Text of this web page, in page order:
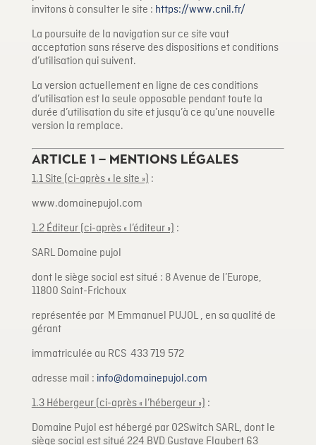
invitons à consulter le site : https://www.cnil.fr/
La poursuite de la navigation sur ce site vaut
acceptation sans réserve des dispositions et conditions
d’utilisation qui suivent.
La version actuellement en ligne de ces conditions
d’utilisation est la seule opposable pendant toute la
durée d’utilisation du site et jusqu’à ce qu’une nouvelle
version la remplace.
Article 1 – Mentions légales
1.1 Site (ci-après « le site ») :
www.domainepujol.com
1.2 Éditeur (ci-après « l’éditeur ») :
SARL Domaine pujol
dont le siège social est situé : 8 Avenue de l’Europe,
11800 Saint-Frichoux
représentée par M Emmanuel PUJOL , en sa qualité de
gérant
immatriculée au RCS 433 719 572
adresse mail : info@domainepujol.com
1.3 Hébergeur (ci-après « l’hébergeur ») :
Domaine Pujol est hébergé par O2Switch SARL, dont le
siège social est situé 224 BVD Gustave Flaubert 63